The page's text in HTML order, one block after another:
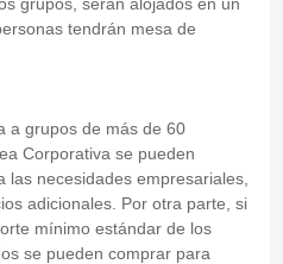
tendrán mesa de
a grupos de más de 60
Corporativa se pueden
necesidades empresariales,
adicionales. Por otra parte, si
mínimo estándar de los
se pueden comprar para